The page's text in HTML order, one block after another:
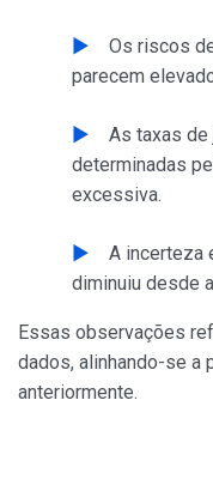
Os riscos
parecem
As taxas
determinadas
excessiva.
A incerteza
diminuiu desde
Essas observações
dados, alinhando-se a
anteriormente.